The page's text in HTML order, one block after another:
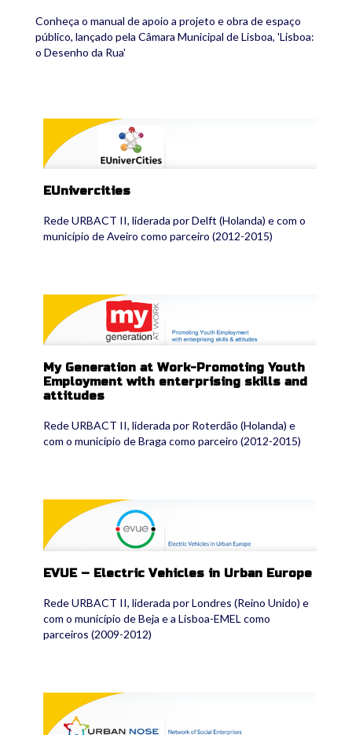
Conheça o manual de apoio a projeto e obra de espaço
público, lançado pela Câmara Municipal de Lisboa, 'Lisboa:
o Desenho da Rua'
eunivercities2.png
EUnivercities
Rede URBACT II, liderada por Delft (Holanda) e com o
município de Aveiro como parceiro (2012-2015)
mygenwork_2.png
My Generation at Work-Promoting Youth
Employment with enterprising skills and
attitudes
Rede URBACT II, liderada por Roterdão (Holanda) e
com o município de Braga como parceiro (2012-2015)
evue2.png
EVUE – Electric Vehicles in Urban Europe
Rede URBACT II, liderada por Londres (Reino Unido) e
com o município de Beja e a Lisboa-EMEL como
parceiros (2009-2012)
urbannose2.png